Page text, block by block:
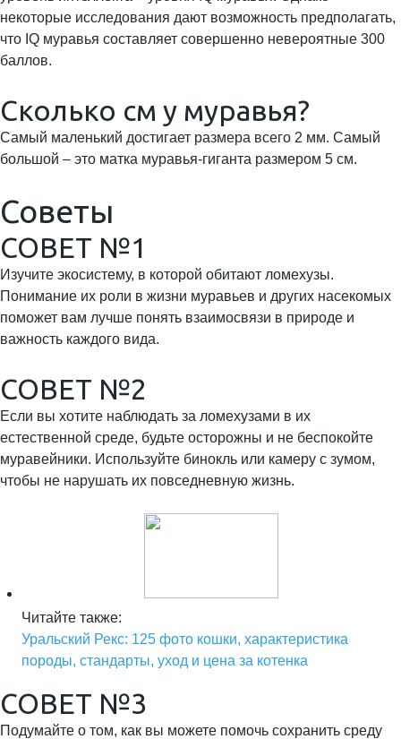
некоторые исследования дают возможность предполагать,
что IQ муравья составляет совершенно невероятные 300
баллов.
Сколько см у муравья?
Самый маленький достигает размера всего 2 мм. Самый
большой – это матка муравья-гиганта размером 5 см.
Советы
СОВЕТ №1
Изучите экосистему, в которой обитают ломехузы.
Понимание их роли в жизни муравьев и других насекомых
поможет вам лучше понять взаимосвязи в природе и
важность каждого вида.
СОВЕТ №2
Если вы хотите наблюдать за ломехузами в их
естественной среде, будьте осторожны и не беспокойте
муравейники. Используйте бинокль или камеру с зумом,
чтобы не нарушать их повседневную жизнь.
Читайте также:
Уральский Рекс: 125 фото кошки, характеристика
породы, стандарты, уход и цена за котенка
СОВЕТ №3
Подумайте о том, как вы можете помочь сохранить среду